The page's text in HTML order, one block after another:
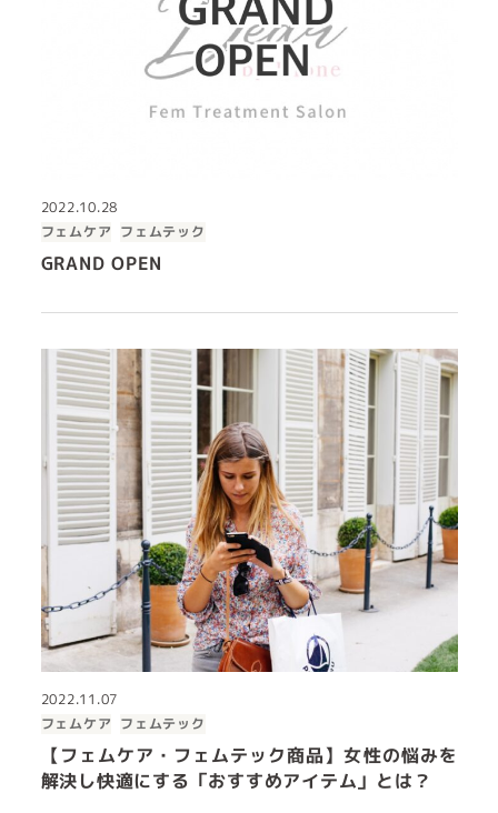
2022.10.28
フェムケア フェムテック
GRAND OPEN
2022.11.07
フェムケア フェムテック
【フェムケア・フェムテック商品】女性の悩みを
解決し快適にする「おすすめアイテム」とは？